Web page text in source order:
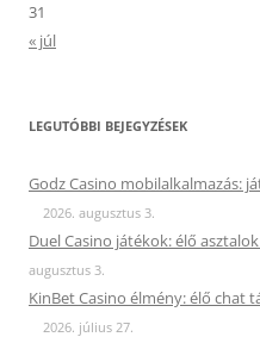
31
« júl
LEGUTÓBBI BEJEGYZÉSEK
Godz Casino mobilalkalmazás:
2026. augusztus 3.
Duel Casino játékok: élő
augusztus 3.
KinBet Casino élmény: élő chat
2026. július 27.